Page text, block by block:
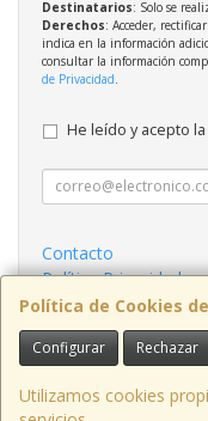
Política de Cookies
Configurar Rechazar
Utilizamos cookies
Destinatarios: Solo se
Derechos: Acceder,
indica en la información
consultar la información
de Privacidad
He leído y acepto la
Contacto
Política Privacidad
Condiciones de
Contacto